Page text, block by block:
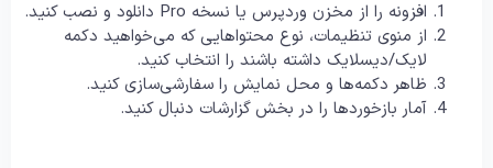
افزونه را از مخزن وردپرس یا نسخه Pro دانلود و نصب کنید.
از منوی تنظیمات، نوع محتواهایی که می‌خواهید دکمه
لایک/دیسلایک داشته باشند را انتخاب کنید.
ظاهر دکمه‌ها و محل نمایش را سفارشی‌سازی کنید.
آمار بازخوردها را در بخش گزارشات دنبال کنید.